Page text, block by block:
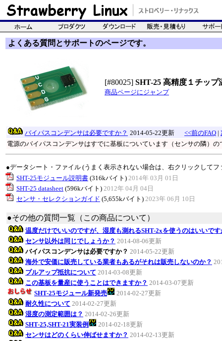
よくある質問とサポートのページです。
[#80025] SHT-25 高精度１チッ
商品ページにジャンプ
バイパスコンデンサは必要ですか？ 2014-05-22更新 <<前のFAQ |
電源のバイパスコンデンサはすでに基板についています（センサの隣）
●データシート・ファイル (うまく表示されない場合は、右クリックして
SHT-25モジュール説明書 (316kバイト) 2014年 03月 01日
SHT-25 datasheet (596kバイト) 2012年 04月 04日
センサ・セレクションガイド (5,655kバイト) 2023年 06月 10日
●その他の質問一覧（この商品について）
温度だけでいいのですが、湿度も測れるSHT-2xを使うのはいいです
センサ以外は同じでしょうか？ 2014-08-06更新
バイパスコンデンサは必要ですか？ 2014-05-22更新
海外で安価に販売している業者もあるがそれは販売しないのか？
プルアップ抵抗について 2014-03-08更新
この基板を量産に使うことはできますか？ 2014-03-07更新
SHT-25モジュール新発売
2014-02-27更新
耐久性について 2014-02-27更新
湿度の測定範囲は？ 2014-02-26更新
SHT-25,SHT-21実装例
2014-02-18更新
センサはどのくらい伸ばせますか？ 2014-02-13更新